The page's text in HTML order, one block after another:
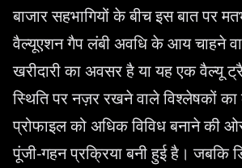
बाजार सहभागियों के बीच इस बात पर
वैल्यूएशन गैप लंबी अवधि के आय चाहने
खरीदारी का अवसर है या यह एक वैल्यू
स्थिति पर नज़र रखने वाले विश्लेषकों
प्रोफाइल को अधिक विविध बनाने की
पूंजी-गहन प्रक्रिया बनी हुई है। जबकि